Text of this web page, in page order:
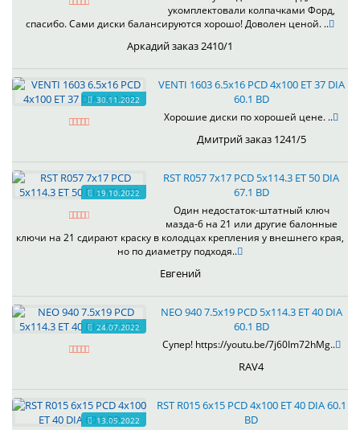
укомплектовали колпачками Форд,
спасибо. Сами диски балансируются хорошо! Доволен ценой. ..
Аркадий заказ 2410/1
30.11.2022
VENTI 1603 6.5x16 PCD 4x100 ET 37 DIA
60.1 BD
Хорошие диски по хорошей цене. ..
Дмитрий заказ 1241/5
19.10.2022
RST R057 7x17 PCD 5x114.3 ET 50 DIA
67.1 BD
Один недостаток-штатный ключ
мазда-6 на 21 или другие балонные
ключи на 21 сдирают краску в колодцах крепления у внешнего края,
но по диаметру подходя..
Евгений
24.07.2022
NEO 940 7.5x19 PCD 5x114.3 ET 40 DIA
60.1 BD
Супер! https://youtu.be/7j60Im72hMg..
RAV4
13.05.2022
RST R015 6x15 PCD 4x100 ET 40 DIA 60.1
BD